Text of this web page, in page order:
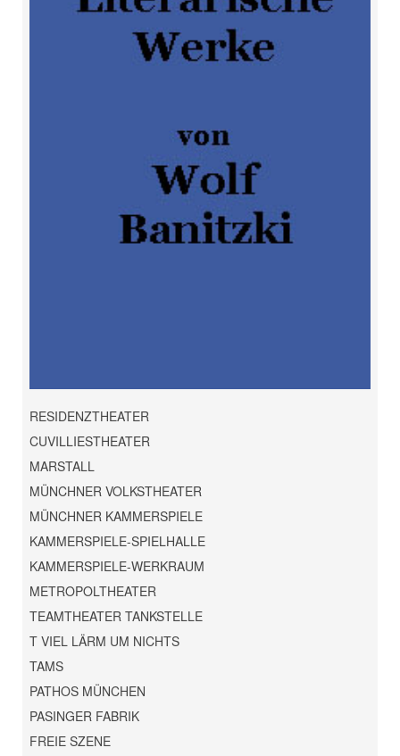
RESIDENZTHEATER
CUVILLIESTHEATER
MARSTALL
MÜNCHNER VOLKSTHEATER
MÜNCHNER KAMMERSPIELE
KAMMERSPIELE-SPIELHALLE
KAMMERSPIELE-WERKRAUM
METROPOLTHEATER
TEAMTHEATER TANKSTELLE
T VIEL LÄRM UM NICHTS
TAMS
PATHOS MÜNCHEN
PASINGER FABRIK
FREIE SZENE